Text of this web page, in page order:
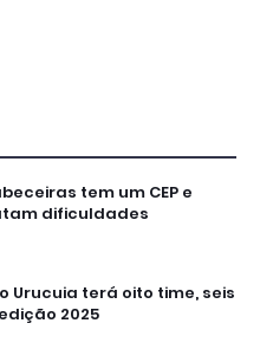
tem um CEP e
dificuldades
Urucuia terá oito time, seis
2025